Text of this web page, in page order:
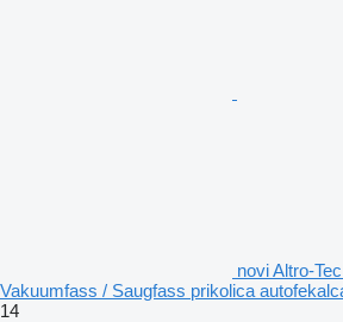
novi Altro-
Vakuumfass / Saugfass prikolica
14